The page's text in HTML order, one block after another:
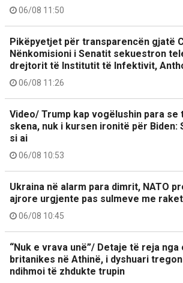
06/08 11:50
Pikëpyetjet për transparencën gjatë
Nënkomisioni i Senatit sekuestron
drejtorit të Institutit të Infektivit,
06/08 11:26
Video/ Trump kap vogëlushin para se
skena, nuk i kursen ironitë për Biden:
si ai
06/08 10:53
Ukraina në alarm para dimrit, NATO
ajrore urgjente pas sulmeve me
06/08 10:45
“Nuk e vrava unë”/ Detaje të reja
britanikes në Athinë, i dyshuari
ndihmoi të zhdukte trupin